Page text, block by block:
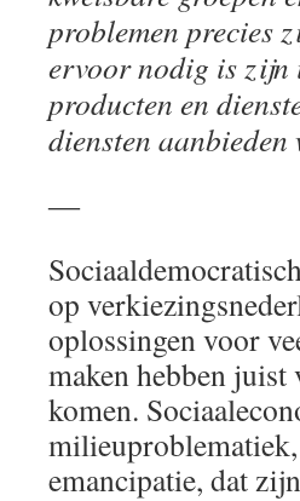
problemen precies
ervoor nodig is zijn
producten en
diensten
―
op
oplossingen voor
maken hebben
komen.
emancipatie, dat